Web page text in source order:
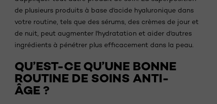
de plusieurs produits à base d'acide hyaluronique dans
votre routine, tels que des sérums, des crèmes de jour et
de nuit, peut augmenter l'hydratation et aider d'autres
ingrédients à pénétrer plus efficacement dans la peau.
QU’EST-CE QU’UNE BONNE
ROUTINE DE SOINS ANTI-
ÂGE ?